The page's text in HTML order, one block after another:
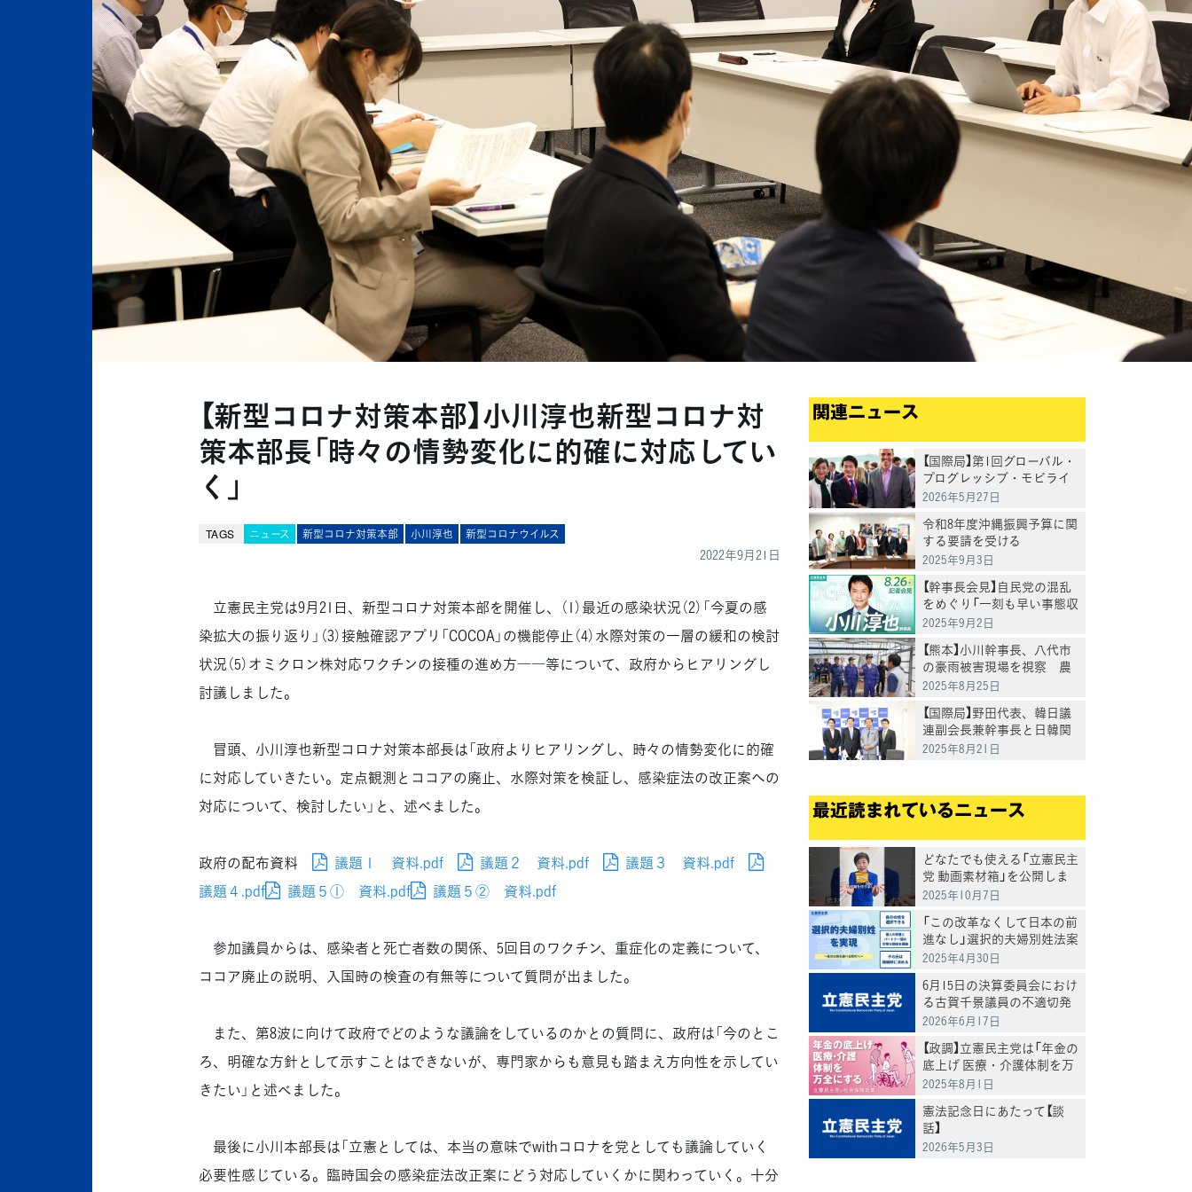
【新型コロナ対策本部】小川淳也新型コロナ対
策本部長「時々の情勢変化に的確に対応してい
く」
TAGS ニュース 新型コロナ対策本部 小川淳也 新型コロナウイルス
2022年9月21日
立憲民主党は9月21日、新型コロナ対策本部を開催し、（1）最近の感染状況（2）「今夏の感
染拡大の振り返り」（3）接触確認アプリ「COCOA」の機能停止（4）水際対策の一層の緩和の検討
状況（5）オミクロン株対応ワクチンの接種の進め方――等について、政府からヒアリングし
討議しました。
冒頭、小川淳也新型コロナ対策本部長は「政府よりヒアリングし、時々の情勢変化に的確
に対応していきたい。定点観測とココアの廃止、水際対策を検証し、感染症法の改正案への
対応について、検討したい」と、述べました。
政府の配布資料 議題１ 資料.pdf 議題２ 資料.pdf
議題３ 資料.pdf
議題４.pdf
議題５① 資料.pdf 議題５② 資料.pdf
参加議員からは、感染者と死亡者数の関係、5回目のワクチン、重症化の定義について、
ココア廃止の説明、入国時の検査の有無等について質問が出ました。
また、第8波に向けて政府でどのような議論をしているのかとの質問に、政府は「今のとこ
ろ、明確な方針として示すことはできないが、専門家からも意見も踏まえ方向性を示してい
きたい」と述べました。
最後に小川本部長は「立憲としては、本当の意味でwithコロナを党としても議論していく
必要性感じている。臨時国会の感染症法改正案にどう対応していくかに関わっていく。十分
関連ニュース
【国際局】第1回グローバル・
プログレッシブ・モビライ
ゼーション(GPM)参加報告書
2026年5月27日
令和8年度沖縄振興予算に関
する要請を受ける
2025年9月3日
【幹事長会見】自民党の混乱
をめぐり「一刻も早い事態収
拾を求める」小川幹事長
2025年9月2日
【熊本】小川幹事長、八代市
の豪雨被害現場を視察 農
家の声に「従来型の災害対応
2025年8月25日
【国際局】野田代表、韓日議
連副会長兼幹事長と日韓関
係の強化を確認
2025年8月21日
最近読まれているニュース
どなたでも使える「立憲民主
党 動画素材箱」を公開しま
した
2025年10月7日
「この改革なくして日本の前
進なし」選択的夫婦別姓法案
を提出
2025年4月30日
6月15日の決算委員会におけ
る古賀千景議員の不適切発
言と処分について
2026年6月17日
【政調】立憲民主党は「年金の
底上げ 医療・介護体制を万
全にする」
2025年8月1日
憲法記念日にあたって【談
話】
2026年5月3日